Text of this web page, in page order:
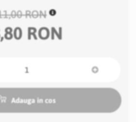
RON
RON
Adauga in cos